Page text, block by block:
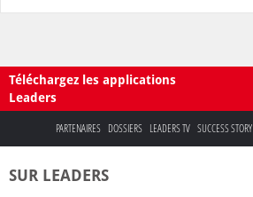
Téléchargez les applications
Leaders
PARTENAIRES DOSSIERS LEADERS TV SUCCESS STORY
SUR LEADERS